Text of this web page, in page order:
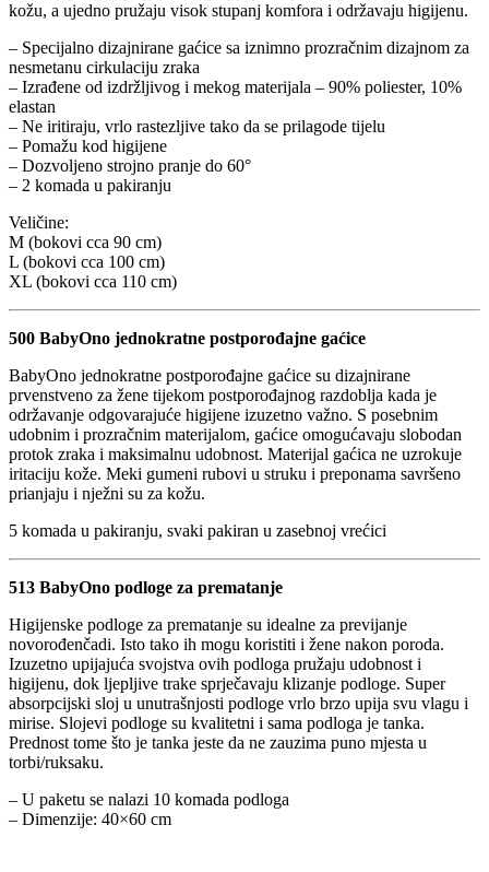
kožu, a ujedno pružaju visok stupanj komfora i održavaju higijenu.
– Specijalno dizajnirane gaćice sa iznimno prozračnim dizajnom za
nesmetanu cirkulaciju zraka
– Izrađene od izdržljivog i mekog materijala – 90% poliester, 10%
elastan
– Ne iritiraju, vrlo rastezljive tako da se prilagode tijelu
– Pomažu kod higijene
– Dozvoljeno strojno pranje do 60°
– 2 komada u pakiranju
Veličine:
M (bokovi cca 90 cm)
L (bokovi cca 100 cm)
XL (bokovi cca 110 cm)
500 BabyOno jednokratne postporođajne gaćice
BabyOno jednokratne postporođajne gaćice su dizajnirane
prvenstveno za žene tijekom postporođajnog razdoblja kada je
održavanje odgovarajuće higijene izuzetno važno. S posebnim
udobnim i prozračnim materijalom, gaćice omogućavaju slobodan
protok zraka i maksimalnu udobnost. Materijal gaćica ne uzrokuje
iritaciju kože. Meki gumeni rubovi u struku i preponama savršeno
prianjaju i nježni su za kožu.
5 komada u pakiranju, svaki pakiran u zasebnoj vrećici
513 BabyOno podloge za prematanje
Higijenske podloge za prematanje su idealne za previjanje
novorođenčadi. Isto tako ih mogu koristiti i žene nakon poroda.
Izuzetno upijajuća svojstva ovih podloga pružaju udobnost i
higijenu, dok ljepljive trake sprječavaju klizanje podloge. Super
absorpcijski sloj u unutrašnjosti podloge vrlo brzo upija svu vlagu i
mirise. Slojevi podloge su kvalitetni i sama podloga je tanka.
Prednost tome što je tanka jeste da ne zauzima puno mjesta u
torbi/ruksaku.
– U paketu se nalazi 10 komada podloga
– Dimenzije: 40×60 cm